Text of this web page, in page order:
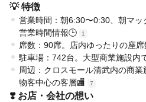
💡 特徴
営業時間：朝6:30〜0:30、朝マッ
営業時間情報🕒
1
席数：90席。店内ゆったりの座席
駐車場：742台。大型商業施設内
周辺：クロスモール清武内の商
物客中心の客層🏬
7
❣️ お店・会社の想い